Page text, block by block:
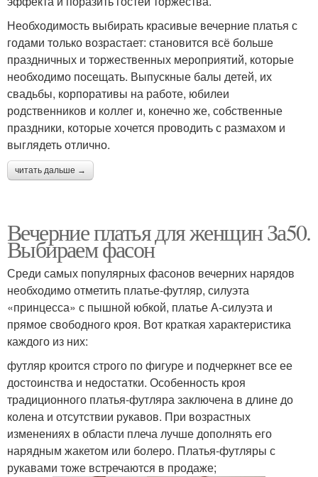
Необходимость выбирать красивые вечерние платья с
годами только возрастает: становится всё больше
праздничных и торжественных мероприятий, которые
необходимо посещать. Выпускные балы детей, их
свадьбы, корпоративы на работе, юбилеи
родственников и коллег и, конечно же, собственные
праздники, которые хочется проводить с размахом и
выглядеть отлично.
читать дальше →
Вечерние платья для женщин За50.
Выбираем фасон
Среди самых популярных фасонов вечерних нарядов
необходимо отметить платье-футляр, силуэта
«принцесса» с пышной юбкой, платье А-силуэта и
прямое свободного кроя. Вот краткая характеристика
каждого из них:
футляр кроится строго по фигуре и подчеркнет все ее
достоинства и недостатки. Особенность кроя
традиционного платья-футляра заключена в длине до
колена и отсутствии рукавов. При возрастных
изменениях в области плеча лучше дополнять его
нарядным жакетом или болеро. Платья-футляры с
рукавами тоже встречаются в продаже;